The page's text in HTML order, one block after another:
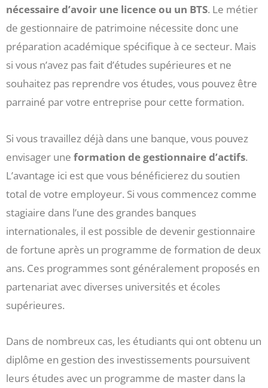
nécessaire d’avoir une licence ou un BTS. Le métier
de gestionnaire de patrimoine nécessite donc une
préparation académique spécifique à ce secteur. Mais
si vous n’avez pas fait d’études supérieures et ne
souhaitez pas reprendre vos études, vous pouvez être
parrainé par votre entreprise pour cette formation.
Si vous travaillez déjà dans une banque, vous pouvez
envisager une formation de gestionnaire d’actifs.
L’avantage ici est que vous bénéficierez du soutien
total de votre employeur. Si vous commencez comme
stagiaire dans l’une des grandes banques
internationales, il est possible de devenir gestionnaire
de fortune après un programme de formation de deux
ans. Ces programmes sont généralement proposés en
partenariat avec diverses universités et écoles
supérieures.
Dans de nombreux cas, les étudiants qui ont obtenu un
diplôme en gestion des investissements poursuivent
leurs études avec un programme de master dans la